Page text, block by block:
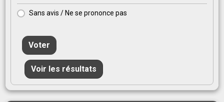
Sans avis / Ne se prononce pas
Voter
Voir les résultats